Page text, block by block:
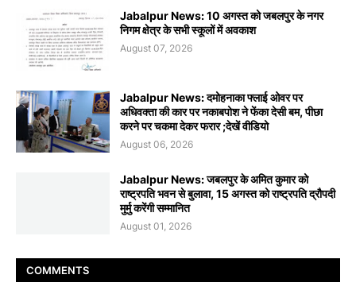
Jabalpur News: 10 अगस्त को जबलपुर के नगर
निगम क्षेत्र के सभी स्कूलों में अवकाश
August 07, 2026
Jabalpur News: दमोहनाका फ्लाई ओवर पर
अधिवक्ता की कार पर नकाबपोश ने फेंका देसी बम, पीछा
करने पर चकमा देकर फरार ;देखें वीडियो
August 06, 2026
Jabalpur News: जबलपुर के अमित कुमार को
राष्ट्रपति भवन से बुलावा, 15 अगस्त को राष्ट्रपति द्रौपदी
मुर्मु करेंगी सम्मानित
August 01, 2026
COMMENTS